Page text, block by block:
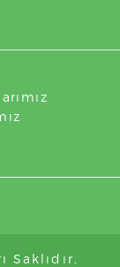
Saklıdır.